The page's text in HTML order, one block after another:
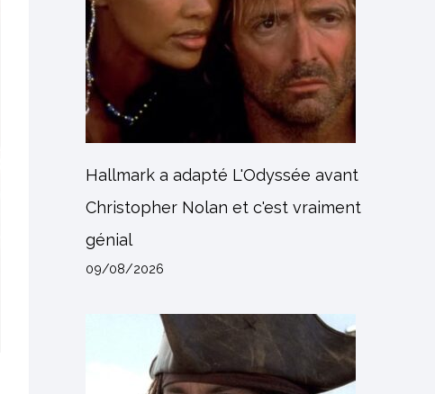
Hallmark a adapté L'Odyssée avant
Christopher Nolan et c'est vraiment
génial
09/08/2026